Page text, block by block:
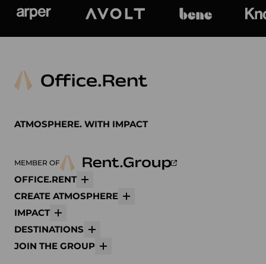
ATMOSPHERE. WITH IMPACT
MEMBER OF
OFFICE.RENT
CREATE ATMOSPHERE
IMPACT
DESTINATIONS
JOIN THE GROUP